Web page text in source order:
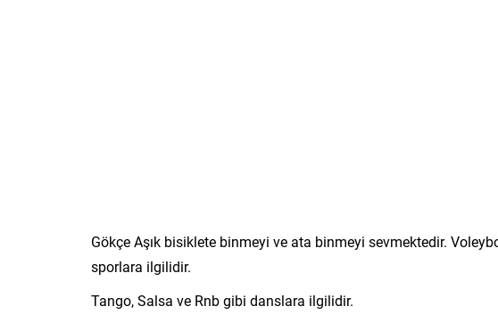
Gökçe Aşık bisiklete binmeyi ve ata binmeyi sevmektedir.
sporlara ilgilidir.
Tango, Salsa ve Rnb gibi danslara ilgilidir.